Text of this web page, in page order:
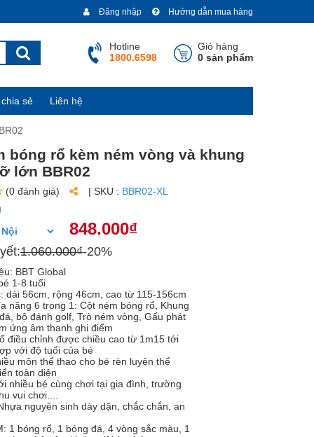
Hướng dẫn mua hàng
Đăng nhập
Giỏ hàng
0 sản phẩm
Hotline
1800.6598
sẻ Liên hệ
bóng rổ kèm ném vòng và khung
lớn BBR02
(0 đánh giá) | SKU : BBR02-XL
848.000₫
1.060.000₫-20%
BBT Global
1-8 tuổi
dài 56cm, rộng 46cm, cao từ 115-156cm
năng 6 trong 1: Cột ném bóng rổ, Khung
bộ đánh golf, Trò ném vòng, Gấu phát
ứng âm thanh ghi điểm
điều chỉnh được chiều cao từ 1m15 tới
với độ tuổi của bé
môn thể thao cho bé rèn luyện thể
toàn diện
nhiều bé cùng chơi tại gia đình, trường
vui chơi....
nguyên sinh dày dặn, chắc chắn, an
1 bóng rổ, 1 bóng đá, 4 vòng sắc màu, 1